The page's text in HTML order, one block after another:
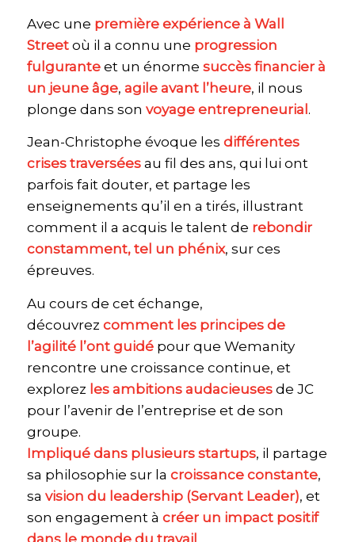
Avec une première expérience à Wall
Streetoù il a connu une progression
fulguranteet un énorme succès financier à
un jeune âge, agile avant l’heure, il nous
plonge dans son voyage entrepreneurial.
Jean-Christophe évoque les différentes
crises traverséesau fil des ans, qui lui ont
parfois fait douter, et partage les
enseignements qu’il en a tirés, illustrant
comment il a acquis le talent de rebondir
constamment, tel un phénix, sur ces
épreuves.
Au cours de cet échange,
découvrez comment les principes de
l’agilité l’ont guidépour que Wemanity
rencontre une croissance continue, et
explorez les ambitions audacieusesde JC
pour l’avenir de l’entreprise et de son
groupe.
Impliqué dans plusieurs startups, il partage
sa philosophie sur la croissance constante,
sa vision du leadership (Servant Leader), et
son engagement à créer un impact positif
dans le monde du travail